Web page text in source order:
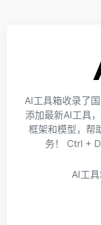
AI工具箱收录了
添加最新AI工具
框架和模型，帮
务！ Ctrl +
AI工